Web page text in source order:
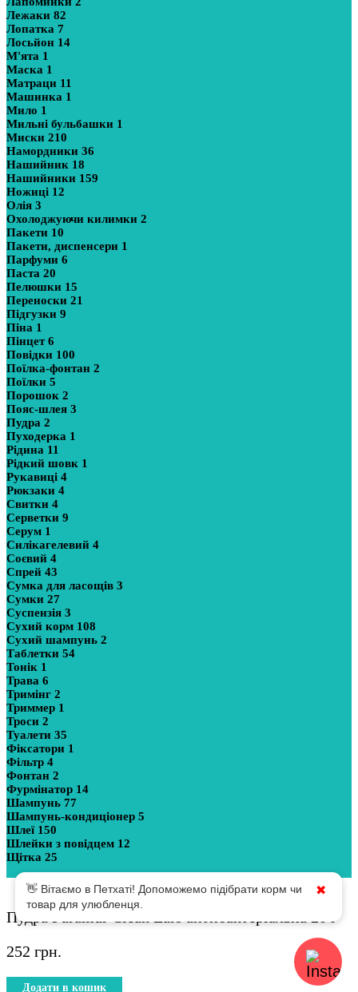
Лежаки 82
Лопатка 7
Лосьйон 14
М'ята 1
Маска 1
Матраци 11
Машинка 1
Мило 1
Мильні бульбашки 1
Миски 210
Намордники 36
Нашийник 18
Нашийники 159
Ножиці 12
Олія 3
Охолоджуючи килимки 2
Пакети 10
Пакети, диспенсери 1
Парфуми 6
Паста 20
Пелюшки 15
Переноски 21
Підгузки 9
Піна 1
Пінцет6
Повідки 100
Поїлка-фонтан 2
Поїлки 5
Порошок 2
Пояс-шлея 3
Пудра 2
Пуходерка 1
Рідина 11
Рідкий шовк 1
Рукавиці 4
Рюкзаки 4
Свитки 4
Серветки 9
Серум 1
Силікагелевий 4
Соєвий 4
Спрей 43
Сумка для ласощів 3
Сумки 27
Суспензія 3
Сухий корм 108
Сухий шампунь 2
Таблетки 54
Тонік 1
Трава 6
Тримінг 2
Триммер 1
Троси 2
Туалети 35
Фіксатори 1
Фільтр 4
Фонтан 2
Фурмінатор 14
Шампунь 77
Шампунь-кондиціонер 5
Шлеї 150
Шлейки з повідцем 12
Щітка 25
Показати більше
Пудра Puramur Clean Ears антибактеріальна 20 г
252 грн.
Додати в кошик
👋 Вітаємо в Петхаті! Допоможемо підібрати корм чи
товар для улюбленця.
✖